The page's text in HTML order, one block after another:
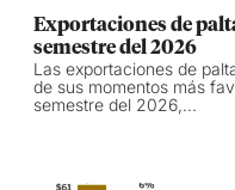
Exportaciones de
semestre del 2026
Las exportaciones de
de sus momentos más
semestre del 2026,...